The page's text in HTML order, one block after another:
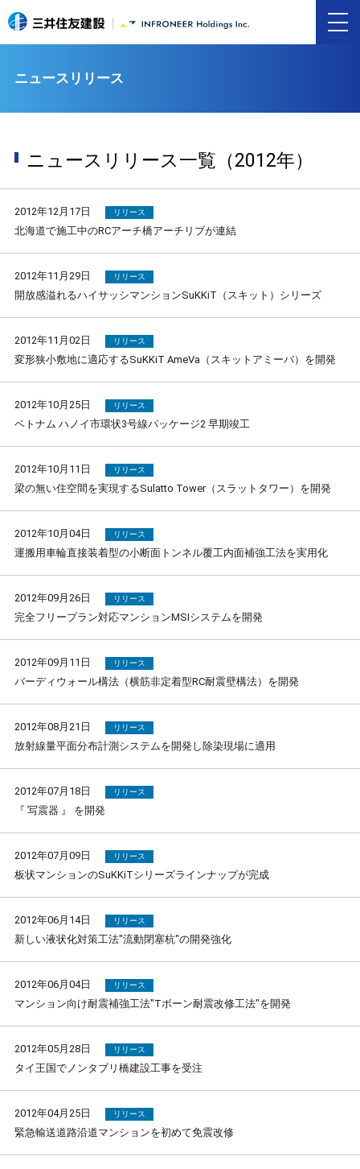
ニュースリリース
ニュースリリース一覧（2012年）
2012年12月17日 リリース
北海道で施工中のRCアーチ橋アーチリブが連結
2012年11月29日 リリース
開放感溢れるハイサッシマンションSuKKiT（スキット）シリーズ
2012年11月02日 リリース
変形狭小敷地に適応するSuKKiT AmeVa（スキットアミーバ）を開発
2012年10月25日 リリース
ベトナム ハノイ市環状3号線パッケージ2 早期竣工
2012年10月11日 リリース
梁の無い住空間を実現するSulatto Tower（スラットタワー）を開発
2012年10月04日 リリース
運搬用車輪直接装着型の小断面トンネル覆工内面補強工法を実用化
2012年09月26日 リリース
完全フリープラン対応マンションMSIシステムを開発
2012年09月11日 リリース
バーディウォール構法（横筋非定着型RC耐震壁構法）を開発
2012年08月21日 リリース
放射線量平面分布計測システムを開発し除染現場に適用
2012年07月18日 リリース
『 写震器 』 を開発
2012年07月09日 リリース
板状マンションのSuKKiTシリーズラインナップが完成
2012年06月14日 リリース
新しい液状化対策工法"流動閉塞杭"の開発強化
2012年06月04日 リリース
マンション向け耐震補強工法"Tボーン耐震改修工法"を開発
2012年05月28日 リリース
タイ王国でノンタブリ橋建設工事を受注
2012年04月25日 リリース
緊急輸送道路沿道マンションを初めて免震改修